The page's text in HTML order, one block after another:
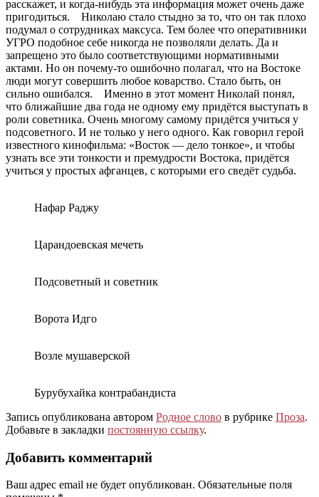
Нафар Раджу
Царандоевская мечеть
Подсоветный и советник
Ворота Идго
Возле мушаверской
Бурубухайка контрабандиста
Запись опубликована автором Родное слово в рубрике Проза.
Добавьте в закладки постоянную ссылку.
Добавить комментарий
Ваш адрес email не будет опубликован. Обязательные поля